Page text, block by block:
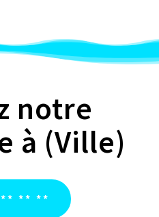
notre
à (Ville)
** ** **